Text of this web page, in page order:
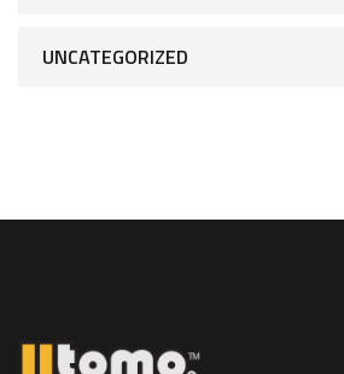
UNCATEGORIZED